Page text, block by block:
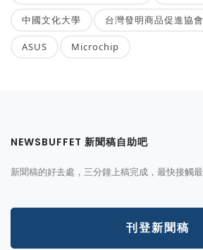
中國文化大學 台灣發明商品促進協會
ASUS Microchip
NEWSBUFFET 新聞稿自助吧
新聞稿的好去處，三分鐘上稿完成，最快接觸
刊登新聞稿